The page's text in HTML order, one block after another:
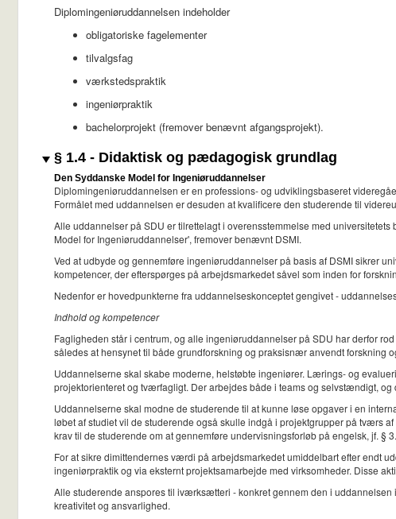
Diplomingeniøruddannelsen indeholder
obligatoriske fagelementer
tilvalgsfag
værkstedspraktik
ingeniørpraktik
bachelorprojekt (fremover benævnt afgangsprojekt).
§ 1.4 - Didaktisk og pædagogisk grundlag
Den Syddanske Model for Ingeniøruddannelser
Diplomingeniøruddannelsen er en professions- og udviklingsbaseret
Formålet med uddannelsen er desuden at kvalificere den studerende til
Alle uddannelser på SDU er tilrettelagt i overensstemmelse med
Model for Ingeniøruddannelser', fremover benævnt DSMI.
Ved at udbyde og gennemføre ingeniøruddannelser på basis af DSMI sikrer
kompetencer, der efterspørges på arbejdsmarkedet såvel som inden for
Nedenfor er hovedpunkterne fra uddannelseskonceptet gengivet -
Indhold og kompetencer
Fagligheden står i centrum, og alle ingeniøruddannelser på SDU har derfor
således at hensynet til både grundforskning og praksisnær anvendt forskning
Uddannelserne skal skabe moderne, helstøbte ingeniører. Lærings- og
projektorienteret og tværfagligt. Der arbejdes både i teams og selvstændigt,
Uddannelserne skal modne de studerende til at kunne løse opgaver i en
løbet af studiet vil de studerende også skulle indgå i projektgrupper på tværs
krav til de studerende om at gennemføre undervisningsforløb på engelsk, jf. § 3.
For at sikre dimittendernes værdi på arbejdsmarkedet umiddelbart efter endt
ingeniørpraktik og via eksternt projektsamarbejde med virksomheder. Disse
Alle studerende anspores til iværksætteri - konkret gennem den i
kreativitet og ansvarlighed.